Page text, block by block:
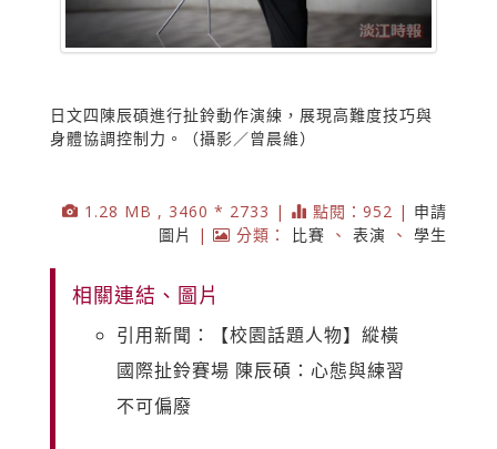
日文四陳辰碩進行扯鈴動作演練，展現高難度技巧與
身體協調控制力。（攝影／曾晨維）
1.28 MB , 3460 * 2733 | 點閱：952 | 申請
圖片
| 分類： 比賽 、 表演 、 學生
相關連結、圖片
引用新聞：【校園話題人物】縱橫
國際扯鈴賽場 陳辰碩：心態與練習
不可偏廢